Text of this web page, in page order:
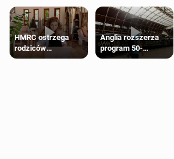
HMRC ostrzega
rodziców
pobierających Child
Anglia rozszerza
program 50-
procentowych